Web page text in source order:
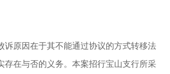
诉原因在于其不能通过协议的方式转移法
存在与否的义务。本案招行宝山支行所采